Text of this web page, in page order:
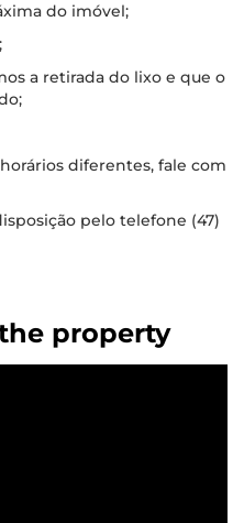
do imóvel;
a retirada do lixo e que o
diferentes, fale com
pelo telefone (47)
property